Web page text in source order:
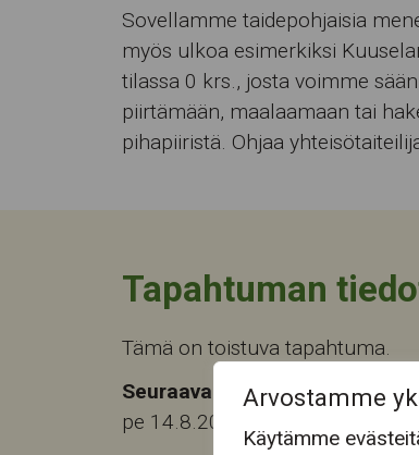
Arvostamme
Käytämme
Sovellamme taidepohjaisia
myös ulkoa esimerkiksi
tilassa 0 krs., josta voimme
piirtämään, maalaamaan tai
pihapiiristä. Ohjaa
Tapahtuman
Tämä on toistuva tapahtuma.
Seuraava tapahtuma-aika
pe 14.8.2026 10:00